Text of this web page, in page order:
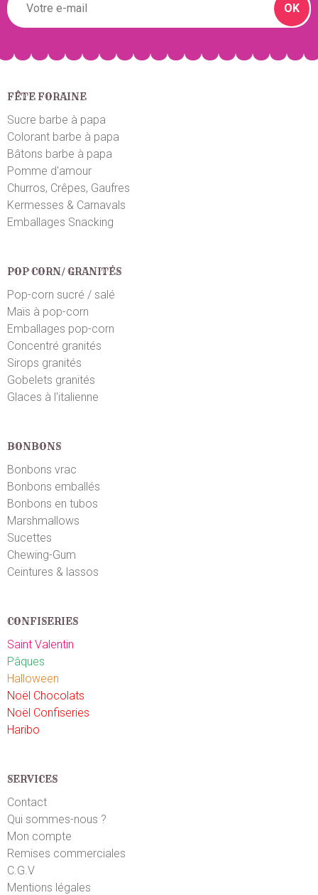
OK
FÊTE FORAINE
Sucre barbe à papa
Colorant barbe à papa
Bâtons barbe à papa
Pomme d'amour
Churros, Crêpes, Gaufres
Kermesses & Carnavals
Emballages Snacking
POP CORN/ GRANITÉS
Pop-corn sucré / salé
Maïs à pop-corn
Emballages pop-corn
Concentré granités
Sirops granités
Gobelets granités
Glaces à l'italienne
BONBONS
Bonbons vrac
Bonbons emballés
Bonbons en tubos
Marshmallows
Sucettes
Chewing-Gum
Ceintures & lassos
CONFISERIES
Saint Valentin
Pâques
Halloween
Noël Chocolats
Noël Confiseries
Haribo
SERVICES
Contact
Qui sommes-nous ?
Mon compte
Remises commerciales
C.G.V
Mentions légales